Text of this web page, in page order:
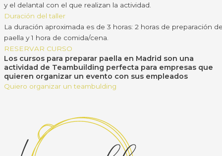
y el delantal con el que realizan la actividad.
Duración del taller
La duración aproximada es de 3 horas: 2 horas de preparación
paella y 1 hora de comida/cena.
RESERVAR CURSO
Los cursos para preparar paella en Madrid son una
actividad de Teambuilding perfecta para empresas que
quieren organizar un evento con sus empleados
Quiero organizar un teambulding